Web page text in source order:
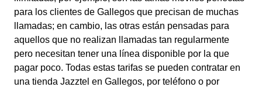
para los clientes de Gallegos que precisan de muchas
llamadas; en cambio, las otras están pensadas para
aquellos que no realizan llamadas tan regularmente
pero necesitan tener una línea disponible por la que
pagar poco. Todas estas tarifas se pueden contratar en
una tienda Jazztel en Gallegos, por teléfono o por